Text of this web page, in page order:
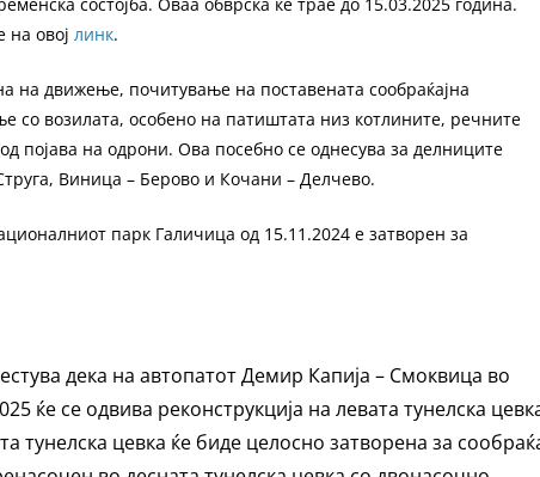
овој линк.
движење, почитување на поставената сообраќајна
со возилата, особено на патиштата низ котлините, речните
појава на одрони. Ова посебно се однесува за делниците
Виница – Берово и Кочани – Делчево.
парк Галичица од 15.11.2024 е затворен за
дека на автопатот Демир Капија – Смоквица во
ќе се одвива реконструкција на левата тунелска
тунелска цевка ќе биде целосно затворена за